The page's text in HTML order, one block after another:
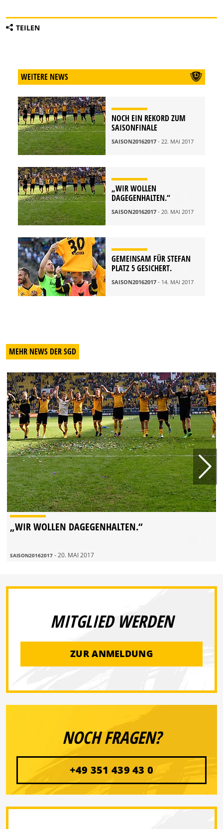
TEILEN
WEITERE NEWS
NOCH EIN REKORD ZUM
SAISONFINALE
SAISON20162017 - 22. MAI 2017
„WIR WOLLEN
DAGEGENHALTEN.“
SAISON20162017 - 20. MAI 2017
GEMEINSAM FÜR STEFAN
PLATZ 5 GESICHERT.
SAISON20162017 - 14. MAI 2017
MEHR NEWS DER SGD
„WIR WOLLEN DAGEGENHALTEN.“
SAISON20162017 - 20. MAI 2017
MITGLIED WERDEN
ZUR ANMELDUNG
NOCH FRAGEN?
+49 351 439 43 0